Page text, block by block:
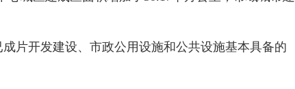
片开发建设、市政公用设施和公共设施基本具备的